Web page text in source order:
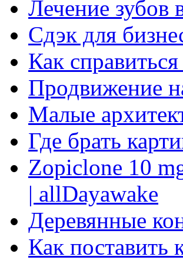
Лечение зубов
Сдэк для
Как
Продвижение
Малые
Где брать
Zopiclone 10
| allDayawake
Деревянные
Как поставить